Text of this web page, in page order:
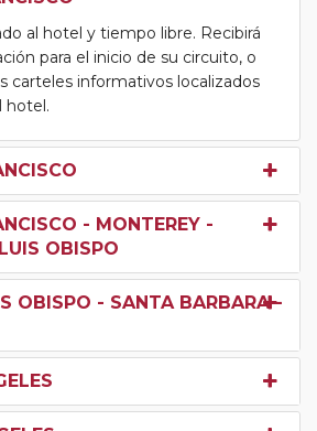
al hotel y tiempo libre. Recibirá
para el inicio de su circuito, o
carteles informativos localizados
hotel.
- MONTEREY -
OBISPO
OBISPO - SANTA BARBARA -